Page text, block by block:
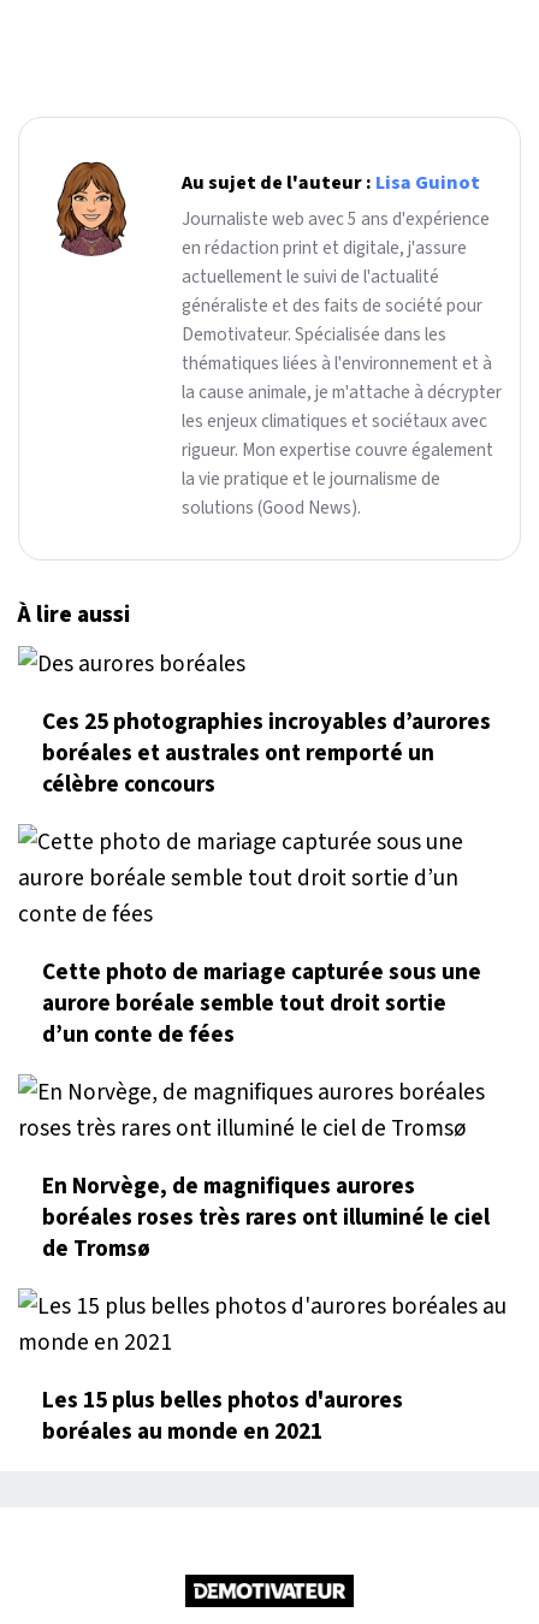
Au sujet de l'auteur : Lisa Guinot
Journaliste web avec 5 ans d'expérience
en rédaction print et digitale, j'assure
actuellement le suivi de l'actualité
généraliste et des faits de société pour
Demotivateur. Spécialisée dans les
thématiques liées à l'environnement et à
la cause animale, je m'attache à décrypter
les enjeux climatiques et sociétaux avec
rigueur. Mon expertise couvre également
la vie pratique et le journalisme de
solutions (Good News).
À lire aussi
Ces 25 photographies incroyables d’aurores
boréales et australes ont remporté un
célèbre concours
Cette photo de mariage capturée sous une
aurore boréale semble tout droit sortie
d’un conte de fées
En Norvège, de magnifiques aurores
boréales roses très rares ont illuminé le ciel
de Tromsø
Les 15 plus belles photos d'aurores
boréales au monde en 2021